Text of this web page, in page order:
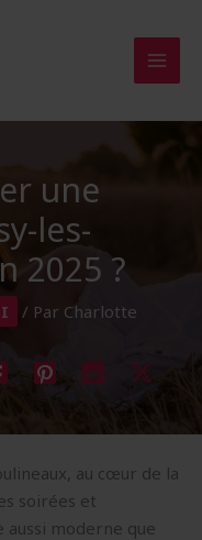
une
les-
2025 ?
/ Par Charlotte
au cœur de la
soirées et
moderne que